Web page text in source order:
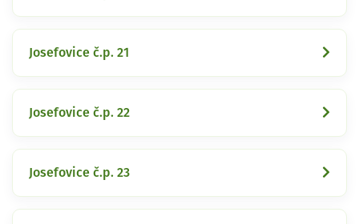
Josefovice č.p. 21
Josefovice č.p. 22
Josefovice č.p. 23